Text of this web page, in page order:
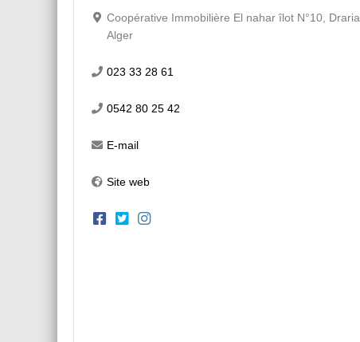
Coopérative Immobilière El nahar îlot N°10, Draria,
Alger
023 33 28 61
0542 80 25 42
E-mail
Site web